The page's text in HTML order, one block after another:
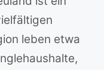
leben etwa